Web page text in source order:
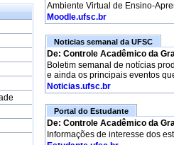
Ambiente Virtual de Ensino-
Moodle.ufsc.br
Noticias semanal da UFSC
De: Controle Acadêmico da
Boletim semanal de notícias
e ainda os principais eventos
Noticias.ufsc.br
Portal do Estudante
De: Controle Acadêmico da
Informações de interesse dos